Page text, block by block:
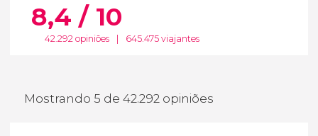
8,4 / 10
42.292 opiniões 645.475 viajantes
Mostrando 5 de 42.292 opiniões